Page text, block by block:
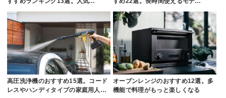
高圧洗浄機のおすすめ15選。コード
レスやハンディタイプの家庭用人…
オーブンレンジのおすすめ12選。多
機能で料理がもっと楽しくなる